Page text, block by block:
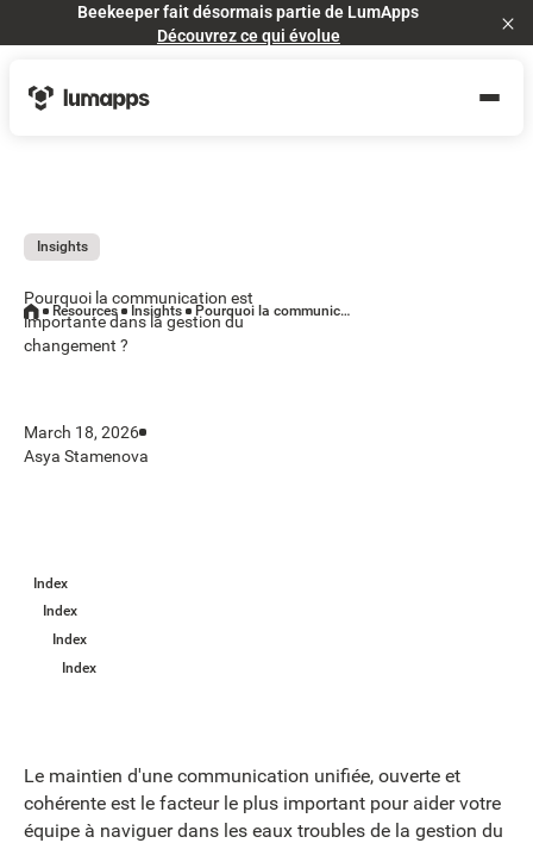
Beekeeper fait désormais partie de LumApps
Découvrez ce qui évolue
Insights
Pourquoi la communication est
importante dans la gestion du
changement ?
March 18, 2026
Asya Stamenova
Resources Insights Pourquoi la communication est importante dans la gestion du changement ?
Index
Index
Index
Index
Le maintien d'une communication unifiée, ouverte et
cohérente est le facteur le plus important pour aider votre
équipe à naviguer dans les eaux troubles de la gestion du